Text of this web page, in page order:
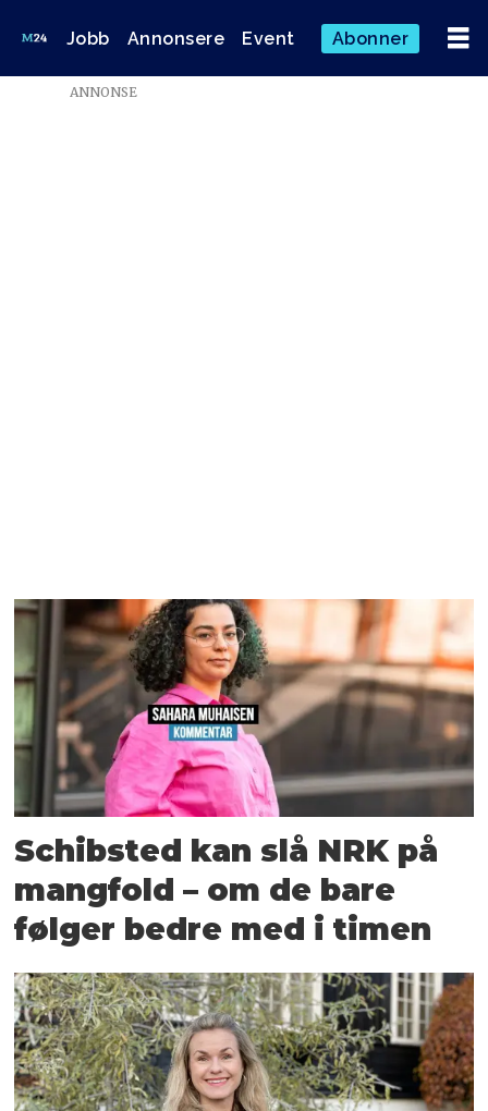
Jobb Annonsere Event Abonner
Emne:
ANNONSE
Schibsted kan slå NRK på
mangfold – om de bare
følger bedre med i timen